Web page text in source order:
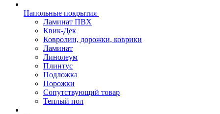
Напольные покрытия
Ламинат ПВХ
Квик-Дек
Ковролин, дорожки, коврики
Ламинат
Линолеум
Плинтус
Подложка
Порожки
Сопутствующий товар
Теплый пол